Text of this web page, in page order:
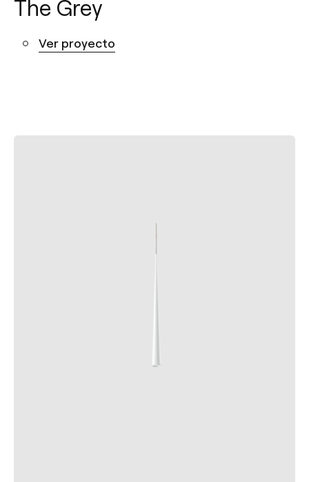
The Grey
Ver proyecto